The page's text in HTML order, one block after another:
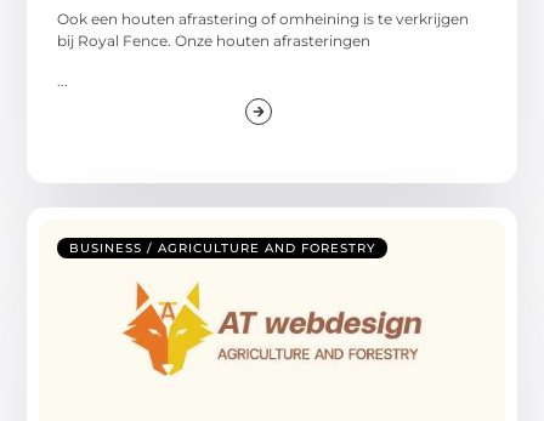
Ook een houten afrastering of omheining is te verkrijgen
bij Royal Fence. Onze houten afrasteringen
BUSINESS / AGRICULTURE AND FORESTRY